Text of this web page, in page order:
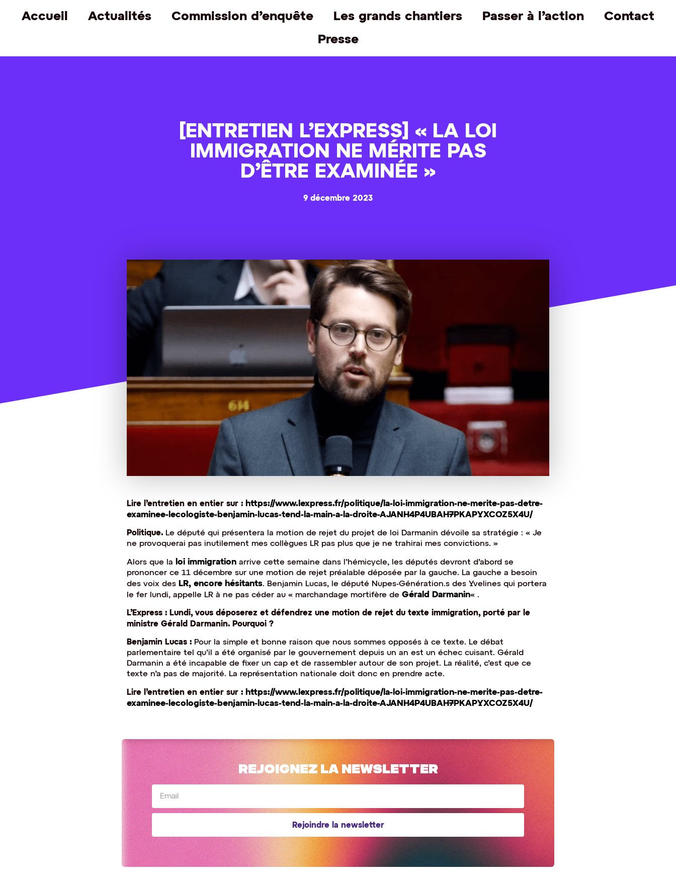
Accueil Actualités Commission d’enquête Les grands chantiers Passer à l’action
Contact
Presse
[ENTRETIEN L’EXPRESS] « LA LOI
IMMIGRATION NE MÉRITE PAS
D’ÊTRE EXAMINÉE »
9 décembre 2023
Lire l’entretien en entier sur : https://www.lexpress.fr/politique/la-loi-immigration-ne-merite-pas-detre-
examinee-lecologiste-benjamin-lucas-tend-la-main-a-la-droite-AJANH4P4UBAH7PKAPYXCOZ5X4U/
Politique. Le député qui présentera la motion de rejet du projet de loi Darmanin dévoile sa stratégie : « Je
ne provoquerai pas inutilement mes collègues LR pas plus que je ne trahirai mes convictions. »
Alors que la loi immigration arrive cette semaine dans l’hémicycle, les députés devront d’abord se
prononcer ce 11 décembre sur une motion de rejet préalable déposée par la gauche. La gauche a besoin
des voix des LR, encore hésitants. Benjamin Lucas, le député Nupes-Génération.s des Yvelines qui portera
le fer lundi, appelle LR à ne pas céder au « marchandage mortifère de Gérald Darmanin« .
L’Express : Lundi, vous déposerez et défendrez une motion de rejet du texte immigration, porté par le
ministre Gérald Darmanin. Pourquoi ?
Benjamin Lucas : Pour la simple et bonne raison que nous sommes opposés à ce texte. Le débat
parlementaire tel qu’il a été organisé par le gouvernement depuis un an est un échec cuisant. Gérald
Darmanin a été incapable de fixer un cap et de rassembler autour de son projet. La réalité, c’est que ce
texte n’a pas de majorité. La représentation nationale doit donc en prendre acte.
Lire l’entretien en entier sur : https://www.lexpress.fr/politique/la-loi-immigration-ne-merite-pas-detre-
examinee-lecologiste-benjamin-lucas-tend-la-main-a-la-droite-AJANH4P4UBAH7PKAPYXCOZ5X4U/
Rejoignez la newsletter
Rejoindre la newsletter